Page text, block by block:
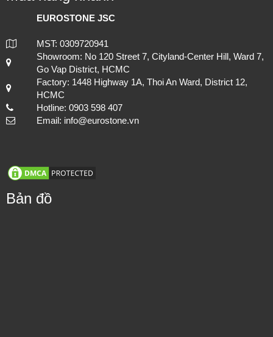
Shopping Advice
Sales Procedure
Policies and Regulations
Privacy policy
Mua hàng nhanh